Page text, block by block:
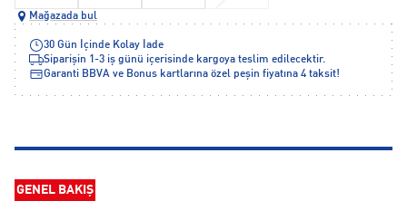
Mağazada bul
30 Gün İçinde Kolay İade
Siparişin 1-3 iş günü içerisinde kargoya teslim edilecektir.
Garanti BBVA ve Bonus kartlarına özel peşin fiyatına 4 taksit!
GENEL BAKIŞ